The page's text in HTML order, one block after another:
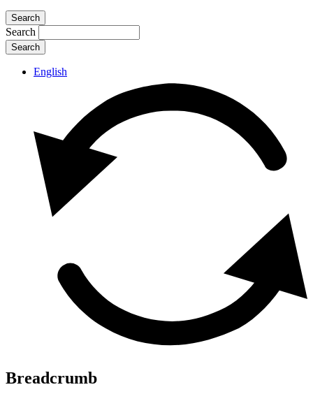
Search
Search
English
Breadcrumb